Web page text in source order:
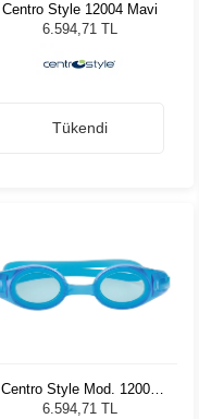
Centro Style 12004 Mavi
6.594,71 TL
Tükendi
Centro Style Mod. 12006
Turkuaz
6.594,71 TL